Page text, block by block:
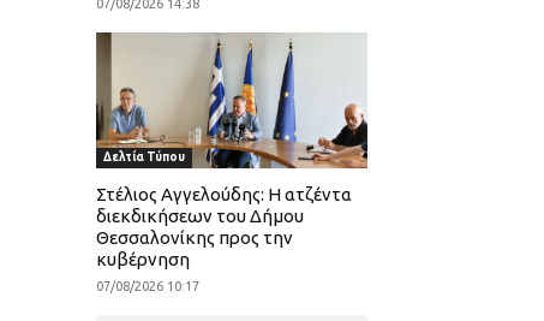
07/08/2026 14:38
Δελτία Τύπου
Στέλιος Αγγελούδης: Η ατζέντα
διεκδικήσεων του Δήμου
Θεσσαλονίκης προς την
κυβέρνηση
07/08/2026 10:17